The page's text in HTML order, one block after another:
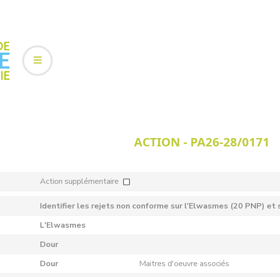
ACTION - PA26-28/0171
Action supplémentaire
Identifier les rejets non conforme sur l'Elwasmes (20 PNP) et
L'Elwasmes
Dour
Dour
Maitres d'oeuvre associés